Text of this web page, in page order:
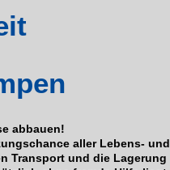
abbauen!
aller Lebens- und
Transport und die Lagerung